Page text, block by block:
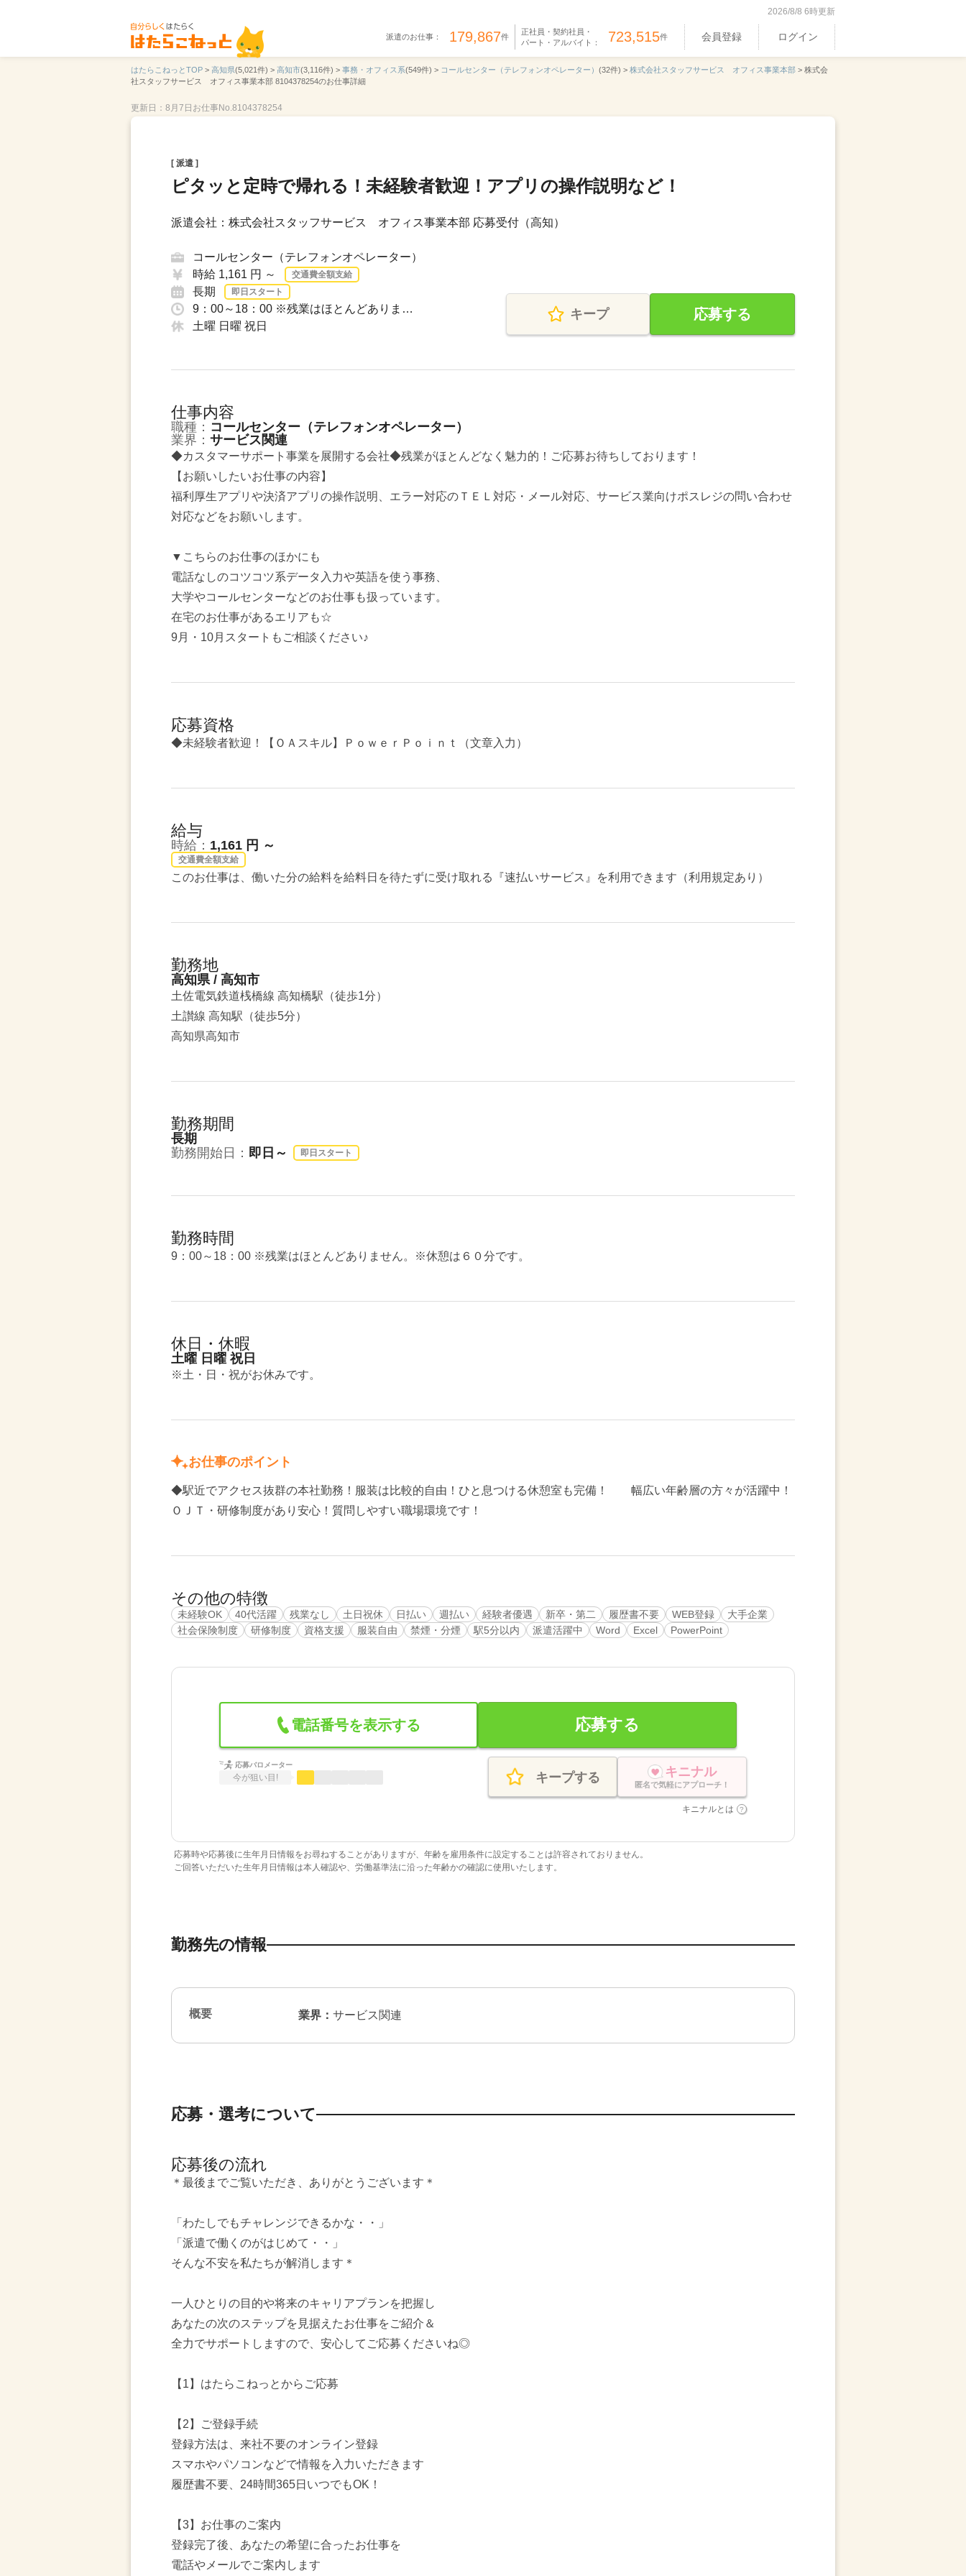
2026/8/8 6時更新
派遣のお仕事： 179,867件
正社員・契約社員・
パート・アルバイト： 723,515件 会員登録 ログイン
はたらこねっとTOP > 高知県(5,021件) > 高知市(3,116件) > 事務・オフィス系(549件) > コールセンター（テレフォンオペレーター） (32件) > 株式会社スタッフサービス オフィス事業本部 > 株式会
社スタッフサービス オフィス事業本部 8104378254のお仕事詳細
更新日：8月7日 お仕事No.8104378254
[ 派遣 ]
ピタッと定時で帰れる！未経験者歓迎！アプリの操作説明など！
派遣会社：株式会社スタッフサービス オフィス事業本部 応募受付（高知）
コールセンター（テレフォンオペレーター）
時給 1,161 円 ～
交通費全額支給
長期 即日スタート
9：00～18：00 ※残業はほとんどありま…
土曜 日曜 祝日
キープ 応募する
仕事内容
職種： コールセンター（テレフォンオペレーター）
業界： サービス関連
◆カスタマーサポート事業を展開する会社◆残業がほとんどなく魅力的！ご応募お待ちしております！
【お願いしたいお仕事の内容】
福利厚生アプリや決済アプリの操作説明、エラー対応のＴＥＬ対応・メール対応、サービス業向けポスレジの問い合わせ
対応などをお願いします。
▼こちらのお仕事のほかにも
電話なしのコツコツ系データ入力や英語を使う事務、
大学やコールセンターなどのお仕事も扱っています。
在宅のお仕事があるエリアも☆
9月・10月スタートもご相談ください♪
応募資格
◆未経験者歓迎！【ＯＡスキル】ＰｏｗｅｒＰｏｉｎｔ（文章入力）
給与
時給： 1,161 円 ～
交通費全額支給
このお仕事は、働いた分の給料を給料日を待たずに受け取れる『速払いサービス』を利用できます（利用規定あり）
勤務地
高知県 / 高知市
土佐電気鉄道桟橋線 高知橋駅（徒歩1分）
土讃線 高知駅（徒歩5分）
高知県高知市
勤務期間
長期
勤務開始日： 即日～ 即日スタート
勤務時間
9：00～18：00 ※残業はほとんどありません。※休憩は６０分です。
休日・休暇
土曜 日曜 祝日
※土・日・祝がお休みです。
お仕事のポイント
◆駅近でアクセス抜群の本社勤務！服装は比較的自由！ひと息つける休憩室も完備！ 幅広い年齢層の方々が活躍中！
ＯＪＴ・研修制度があり安心！質問しやすい職場環境です！
その他の特徴
未経験OK 40代活躍 残業なし 土日祝休 日払い 週払い 経験者優遇 新卒・第二 履歴書不要 WEB登録
大手企業
社会保険制度
研修制度 資格支援 服装自由 禁煙・分煙 駅5分以内 派遣活躍中 Word Excel PowerPoint
電話番号を表示する 応募する
応募バロメーター
今が狙い目! キープする キニナル
匿名で気軽にアプローチ！
キニナルとは
応募時や応募後に生年月日情報をお尋ねすることがありますが、年齢を雇用条件に設定することは許容されておりません。
ご回答いただいた生年月日情報は本人確認や、労働基準法に沿った年齢かの確認に使用いたします。
勤務先の情報
概要 業界： サービス関連
応募・選考について
応募後の流れ
＊最後までご覧いただき、ありがとうございます＊
「わたしでもチャレンジできるかな・・」
「派遣で働くのがはじめて・・」
そんな不安を私たちが解消します＊
一人ひとりの目的や将来のキャリアプランを把握し
あなたの次のステップを見据えたお仕事をご紹介＆
全力でサポートしますので、安心してご応募くださいね◎
【1】はたらこねっとからご応募
【2】ご登録手続
登録方法は、来社不要のオンライン登録
スマホやパソコンなどで情報を入力いただきます
履歴書不要、24時間365日いつでもOK！
【3】お仕事のご案内
登録完了後、あなたの希望に合ったお仕事を
電話やメールでご案内します